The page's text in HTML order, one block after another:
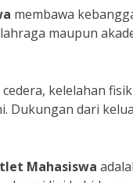
membawa
maupun
kelelahan
Dukungan dari
Mahasiswa